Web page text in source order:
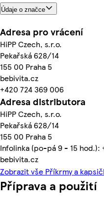
Údaje o značce
Adresa pro vrácení
HiPP Czech, s.r.o.
Pekařská 628/14
155 00 Praha 5
bebivita.cz
+420 724 369 006
Adresa distributora
HiPP Czech, s.r.o.
Pekařská 628/14
155 00 Praha 5
Infolinka (po-pá 9 - 15 hod.):
bebivita.cz
Zobrazit vše Příkrmy a
Příprava a použití